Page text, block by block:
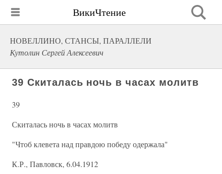
ВикиЧтение
НОВЕЛЛИНО, СТАНСЫ, ПАРАЛЛЕЛИ
Кутолин Сергей Алексеевич
39 Скиталась ночь в часах молитв
39
Скиталась ночь в часах молитв
"Чтоб клевета над правдою победу одержала"
К.Р., Павловск, 6.04.1912